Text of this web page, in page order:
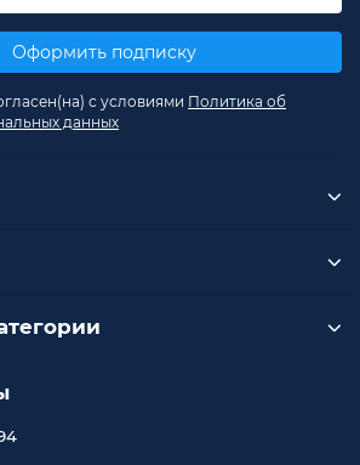
Оформить подписку
с условиями Политика об
данных